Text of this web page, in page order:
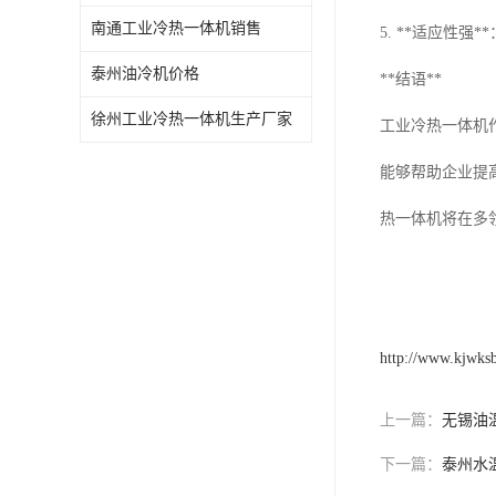
南通工业冷热一体机销售
泰州油冷机价格
徐州工业冷热一体机生产厂家
5. **适应性强**
**结语**
工业冷热一体机
能够帮助企业提
热一体机将在多
http://
上一篇： 无锡油
下一篇： 泰州水